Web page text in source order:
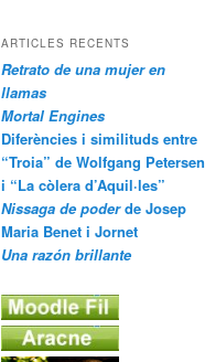
ARTICLES RECENTS
Retrato de una mujer en
llamas
Mortal Engines
Diferències i similituds entre
“Troia” de Wolfgang Petersen
i “La còlera d’Aquil·les”
Nissaga de poderde Josep
Maria Benet i Jornet
Una razón brillante